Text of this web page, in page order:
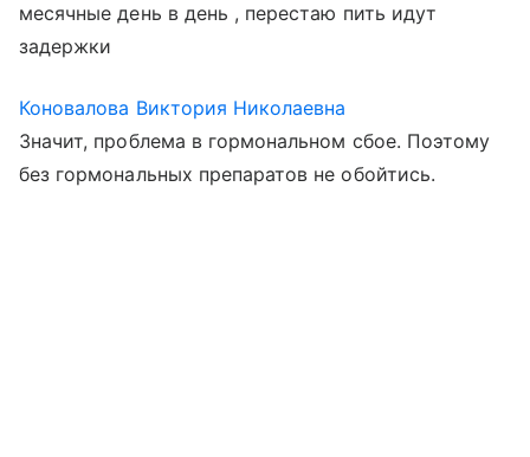
месячные день в день , перестаю пить идут
задержки
Коновалова Виктория Николаевна
Значит, проблема в гормональном сбое. Поэтому
без гормональных препаратов не обойтись.